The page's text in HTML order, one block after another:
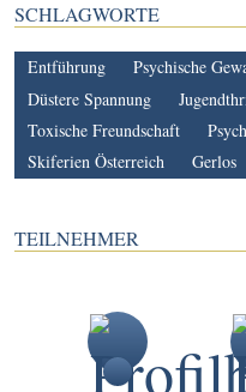
SCHLAGWORTE
Entführung Psychische
Düstere Spannung
Toxische Freundschaft
Skiferien Österreich
Gerlos
TEILNEHMER